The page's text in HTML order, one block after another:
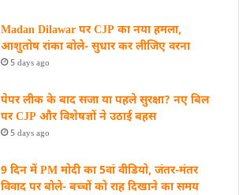
Madan Dilawar पर CJP का नया हमला,
आशुतोष रांका बोले- सुधार कर लीजिए वरना
5 days ago
पेपर लीक के बाद सजा या पहले सुरक्षा? नए बिल
पर CJP और विशेषज्ञों ने उठाई बहस
5 days ago
9 दिन में PM मोदी का 5वां वीडियो, जंतर-मंतर
विवाद पर बोले- बच्चों को राह दिखाने का समय